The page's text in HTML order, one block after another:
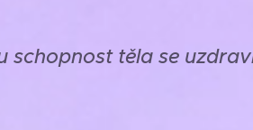
schopnost těla se